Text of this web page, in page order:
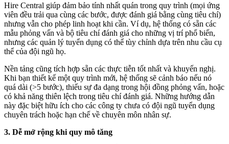
Hire Central giúp đảm bảo tính nhất quán trong quy trình (mọi ứng
viên đều trải qua cùng các bước, được đánh giá bằng cùng tiêu chí)
nhưng vẫn cho phép linh hoạt khi cần. Ví dụ, hệ thống có sẵn các
mẫu phỏng vấn và bộ tiêu chí đánh giá cho những vị trí phổ biến,
nhưng các quản lý tuyển dụng có thể tùy chỉnh dựa trên nhu cầu cụ
thể của đội ngũ họ.
Nền tảng cũng tích hợp sẵn các thực tiễn tốt nhất và khuyến nghị.
Khi bạn thiết kế một quy trình mới, hệ thống sẽ cảnh báo nếu nó
quá dài (>5 bước), thiếu sự đa dạng trong hội đồng phỏng vấn, hoặc
có khả năng thiên lệch trong tiêu chí đánh giá. Những hướng dẫn
này đặc biệt hữu ích cho các công ty chưa có đội ngũ tuyển dụng
chuyên trách hoặc hạn chế về chuyên môn nhân sự.
3. Dễ mở rộng khi quy mô tăng